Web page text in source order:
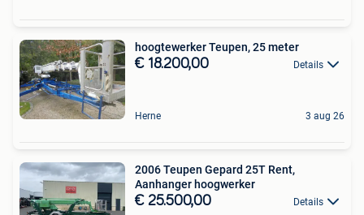
hoogtewerker Teupen, 25 meter
€ 18.200,00 Details
Herne 3 aug 26
2006 Teupen Gepard 25T Rent,
Aanhanger hoogwerker
€ 25.500,00 Details